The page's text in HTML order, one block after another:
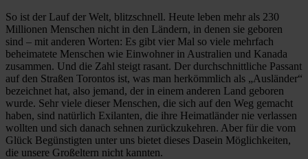
So ist der Lauf der Welt, blitzschnell. Heute leben mehr als 230
Millionen Menschen nicht in den Ländern, in denen sie geboren
sind – mit anderen Worten: Es gibt vier Mal so viele mehrfach
beheimatete Menschen wie Einwohner in Australien und Kanada
zusammen. Und die Zahl steigt rasant. Der durchschnittliche Passant
auf den Straßen Torontos ist, was man herkömmlich als „Ausländer“
bezeichnet hat, also jemand, der in einem anderen Land geboren
wurde. Sehr viele dieser Menschen, die sich auf den Weg gemacht
haben, sind natürlich Exilanten, die ihre Heimatländer nie verlassen
wollten und sich danach sehnen zurückzukehren. Aber für die vom
Glück Begünstigten unter uns bietet dieses Dasein Möglichkeiten,
die unsere Großeltern nicht kannten.